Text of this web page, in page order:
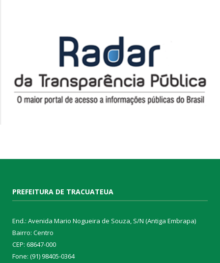
PREFEITURA DE TRACUATEUA
End.: Avenida Mario Nogueira de Souza, S/N (Antiga Embrapa)
Bairro: Centro
CEP: 68647-000
Fone: (91) 98405-0364